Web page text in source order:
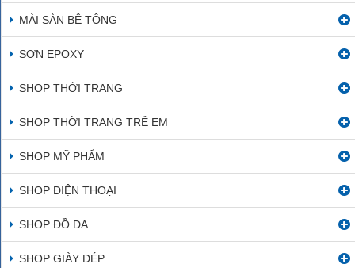
MÀI SÀN BÊ TÔNG
SƠN EPOXY
SHOP THỜI TRANG
SHOP THỜI TRANG TRẺ EM
SHOP MỸ PHẨM
SHOP ĐIỆN THOẠI
SHOP ĐỒ DA
SHOP GIÀY DÉP